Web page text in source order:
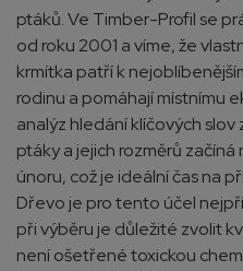
ptáků. Ve Timber-Profil se
od roku 2001 a víme, že
krmítka patří k
rodinu a pomáhají místnímu
analýz hledání klíčových
ptáky a jejich rozměrů začíná
únoru, což je ideální čas na
Dřevo je pro tento účel
při výběru je důležité zvolit
není ošetřené toxickou